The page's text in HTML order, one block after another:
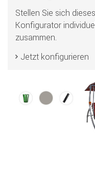
Stellen Sie sich
Konfigurator
zusammen.
Jetzt konfigurieren